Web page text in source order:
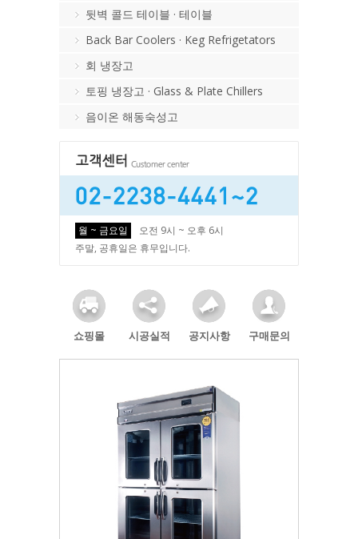
뒷벽 콜드 테이블 · 테이블
Back Bar Coolers · Keg Refrigetators
회 냉장고
토핑 냉장고 · Glass & Plate Chillers
음이온 해동숙성고
월 ~ 금요일
오전 9시 ~ 오후 6시
주말, 공휴일은 휴무입니다.
쇼핑몰 시공실적 공지사항 구매문의